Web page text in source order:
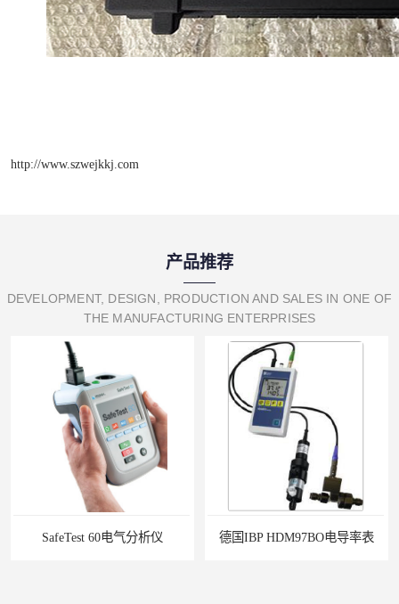
http://www.szwejkkj.com
产品推荐
DEVELOPMENT, DESIGN, PRODUCTION AND SALES IN ONE OF
THE MANUFACTURING ENTERPRISES
SafeTest 60电气分析仪 德国IBP HDM97BO电导率表